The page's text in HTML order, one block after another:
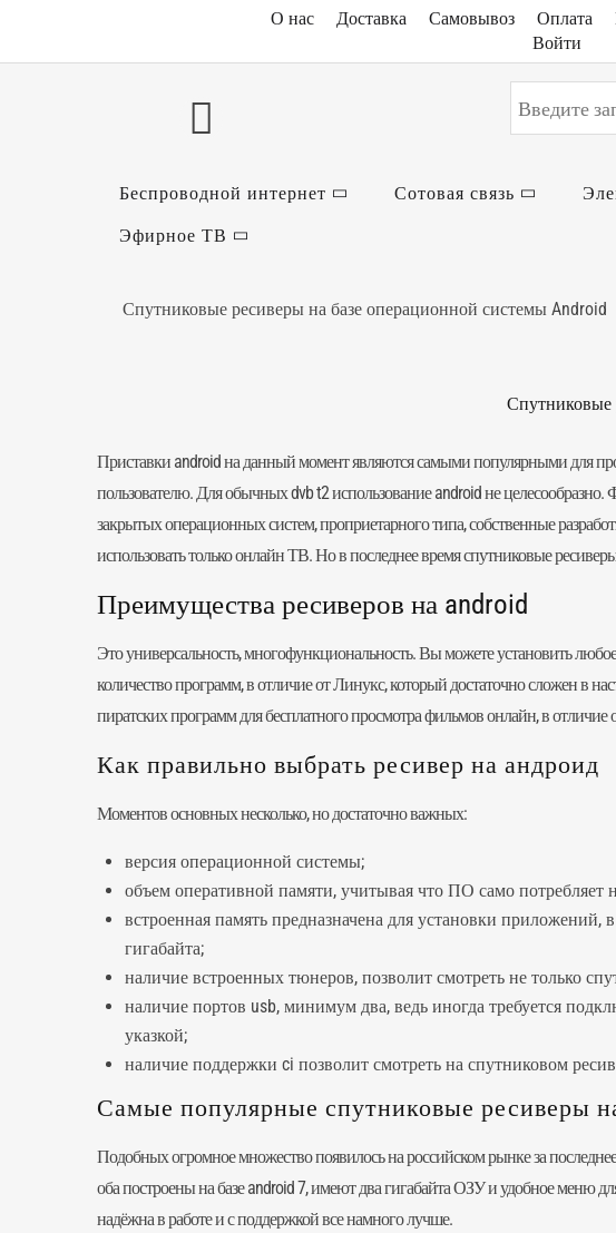
О нас Доставка Самовывоз Оплата
Войти
Беспроводной интернет Сотовая связь
Эфирное ТВ
Спутниковые ресиверы на базе операционной системы Android
Спутниковые
Приставки android на данный момент являются самыми популярными для
пользователю. Для обычных dvb t2 использование android не
закрытых операционных систем, проприетарного типа, собственные
использовать только онлайн ТВ. Но в последнее время спутниковые
Преимущества ресиверов на android
Это универсальность, многофункциональность. Вы можете установить
количество программ, в отличие от Линукс, который достаточно сложен в
пиратских программ для бесплатного просмотра фильмов онлайн, в отличие
Как правильно выбрать ресивер на андроид
Моментов основных несколько, но достаточно важных:
версия операционной системы;
объем оперативной памяти, учитывая что ПО само
встроенная память предназначена для установки
гигабайта;
наличие встроенных тюнеров, позволит смотреть не только
наличие портов usb, минимум два, ведь иногда требуется
указкой;
наличие поддержки ci позволит смотреть на спутниковом
Самые популярные спутниковые ресиверы
Подобных огромное множество появилось на российском рынке за
оба построены на базе android 7, имеют два гигабайта ОЗУ и удобное меню
надёжна в работе и с поддержкой все намного лучше.